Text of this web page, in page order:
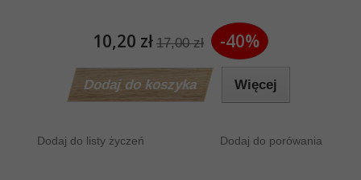
10,20 zł 17,00 zł -40%
Dodaj do koszyka Więcej
Dodaj do listy życzeń Dodaj do porówania